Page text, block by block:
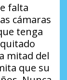
falta
cámaras
tenga
mitad del
que su